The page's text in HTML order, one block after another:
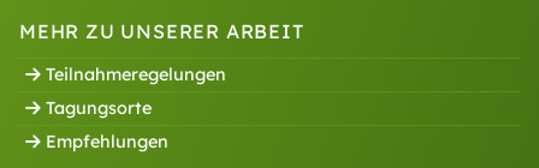
MEHR ZU UNSERER ARBEIT
Teilnahmeregelungen
Tagungsorte
Empfehlungen